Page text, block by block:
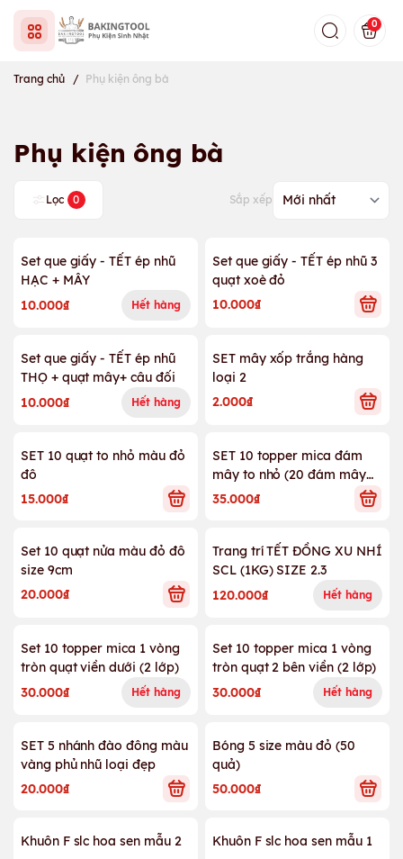
0
Trang chủ / Phụ kiện ông bà
Phụ kiện ông bà
Lọc 0 Sắp xếp
Set que giấy - TẾT ép nhũ
HẠC + MÂY
10.000₫
Hết hàng
Set que giấy - TẾT ép nhũ 3
quạt xoè đỏ
10.000₫
Set que giấy - TẾT ép nhũ
THỌ + quạt mây+ câu đối
10.000₫
Hết hàng
SET mây xốp trắng hàng
loại 2
2.000₫
SET 10 quạt to nhỏ màu đỏ
đô
15.000₫
SET 10 topper mica đám
mây to nhỏ (20 đám mây
mix)
35.000₫
Set 10 quạt nửa màu đỏ đô
size 9cm
20.000₫
Trang trí TẾT ĐỒNG XU NHÍ
SCL (1KG) SIZE 2.3
120.000₫
Hết hàng
Set 10 topper mica 1 vòng
tròn quạt viền dưới (2 lớp)
30.000₫
Hết hàng
Set 10 topper mica 1 vòng
tròn quạt 2 bên viền (2 lớp)
30.000₫
Hết hàng
SET 5 nhánh đào đông màu
vàng phủ nhũ loại đẹp
20.000₫
Bóng 5 size màu đỏ (50
quả)
50.000₫
Khuôn F slc hoa sen mẫu 2 Khuôn F slc hoa sen mẫu 1